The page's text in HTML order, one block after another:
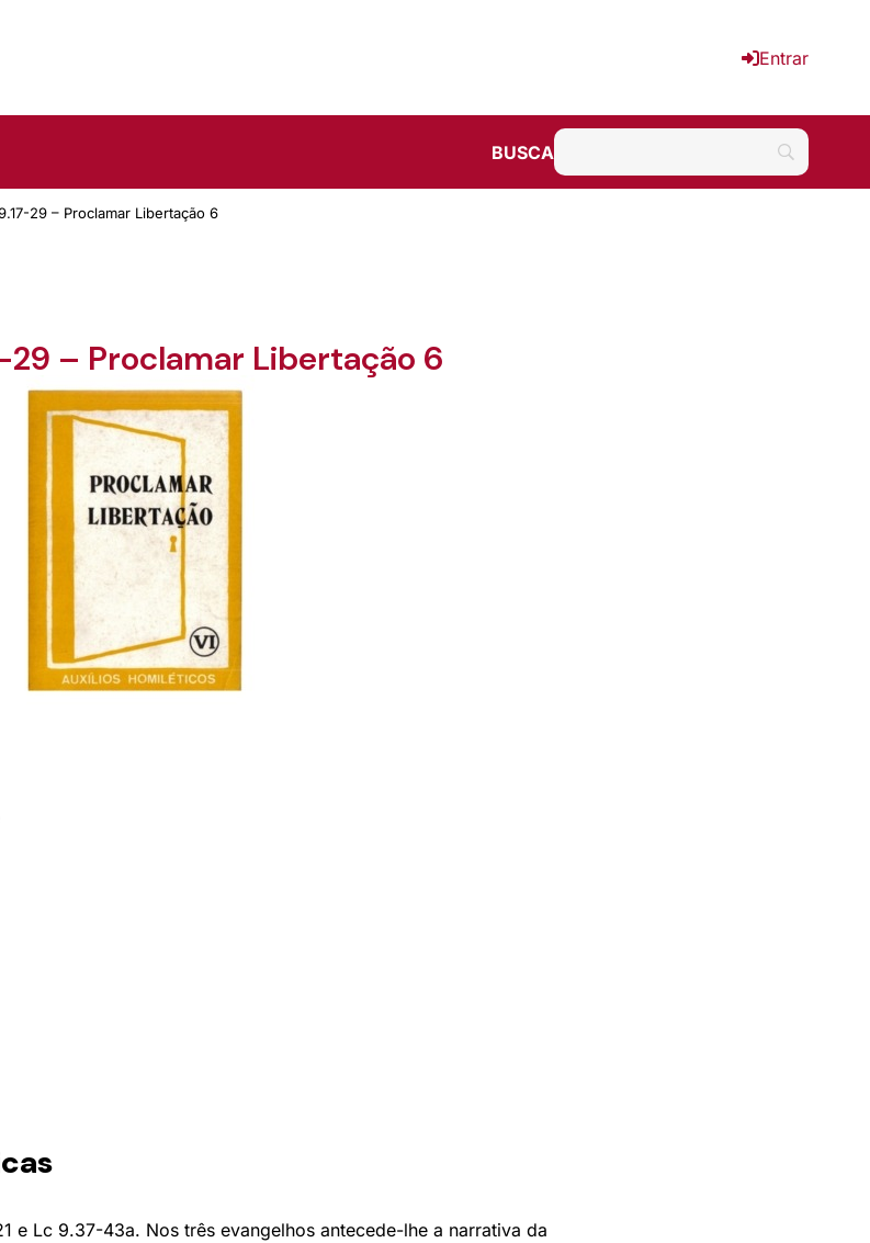
Entrar
BUSCA
29 – Proclamar Libertação 6
29 – Proclamar Libertação 6
e Lc 9.37-43a. Nos três evangelhos antecede-lhe a narrativa da